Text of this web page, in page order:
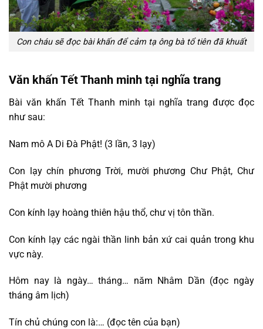
Con cháu sẽ đọc bài khấn để cảm tạ ông bà tổ tiên đã khuất
Văn khấn Tết Thanh minh tại nghĩa trang
Bài văn khấn Tết Thanh minh tại nghĩa trang được đọc
như sau:
Nam mô A Di Đà Phật! (3 lần, 3 lạy)
Con lạy chín phương Trời, mười phương Chư Phật, Chư
Phật mười phương
Con kính lạy hoàng thiên hậu thổ, chư vị tôn thần.
Con kính lạy các ngài thần linh bản xứ cai quản trong khu
vực này.
Hôm nay là ngày… tháng… năm Nhâm Dần (đọc ngày
tháng âm lịch)
Tín chủ chúng con là:… (đọc tên của bạn)